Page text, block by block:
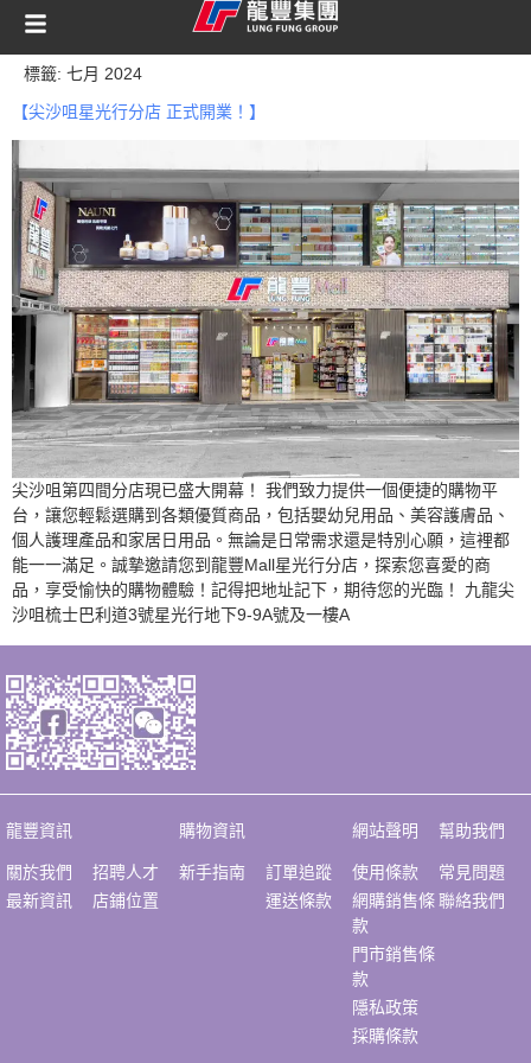
content
標籤: 七月 2024
【尖沙咀星光行分店 正式開業！】
尖沙咀第四間分店現已盛大開幕！ 我們致力提供一個便捷的購物平
台，讓您輕鬆選購到各類優質商品，包括嬰幼兒用品、美容護膚品、
個人護理產品和家居日用品。無論是日常需求還是特別心願，這裡都
能一一滿足。誠摯邀請您到龍豐Mall星光行分店，探索您喜愛的商
品，享受愉快的購物體驗！記得把地址記下，期待您的光臨！ 九龍尖
沙咀梳士巴利道3號星光行地下9-9A號及一樓A
龍豐資訊 購物資訊 網站聲明 幫助我們
關於我們
最新資訊
招聘人才
店鋪位置
新手指南
訂單追蹤
運送條款
使用條款
網購銷售條
款
門市銷售條
款
隱私政策
採購條款
常見問題
聯絡我們